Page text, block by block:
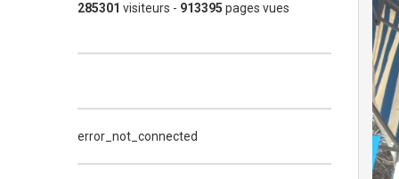
285301 visiteurs - 913395 pages vues
error_not_connected